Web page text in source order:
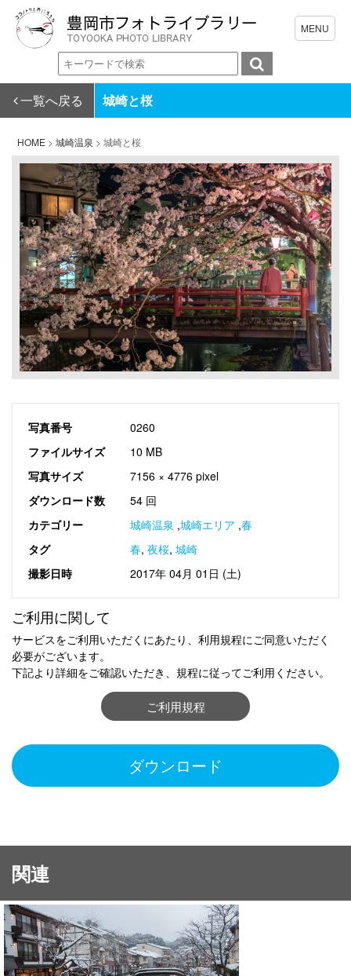
一覧へ戻る 城崎と桜
HOME > 城崎温泉 > 城崎と桜
写真番号
0260
ファイルサイズ
10 MB
写真サイズ
7156 × 4776 pixel
ダウンロード数
54 回
カテゴリー
城崎温泉 ,城崎エリア ,春
タグ
春, 夜桜, 城崎
撮影日時
2017年 04月 01日 (土)
ご利用に関して
サービスをご利用いただくにあたり、利用規程にご同意いただく
必要がございます。
下記より詳細をご確認いただき、規程に従ってご利用ください。
ご利用規程
ダウンロード
関連